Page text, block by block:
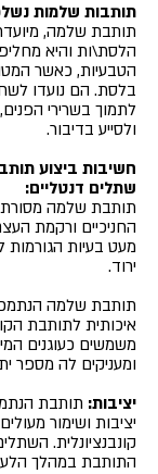
תותבות שלמות
תותבת שלמה,
הלסת\ות והיא
הטבעיות, כאשר
בלסת. הם נועדו
לתמוך בשרירי
ולסייע בדיבור.
חשיבות ביצוע
שתלים דנטליים:
תותבת שלמה
החניכיים ורקמת
מעט בעיות הגורמות
ירוד.
תותבת שלמה
איכותית לתותבת
משמשים כעוגנים
ומעניקים לה מספר
יציבות: תותבת
יציבות ושימור
קונבנציונלית.
התותבת במהלך